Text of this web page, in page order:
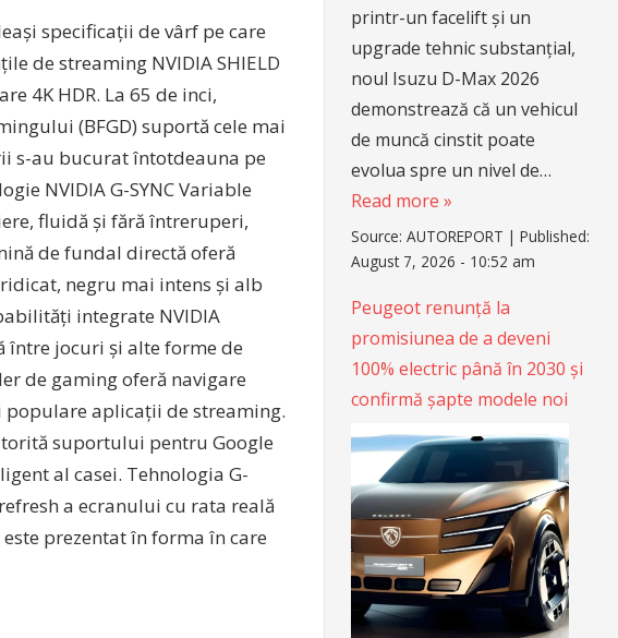
specificații de vârf pe care
de streaming NVIDIA SHIELD
4K HDR. La 65 de inci,
(BFGD) suportă cele mai
s-au bucurat întotdeauna pe
NVIDIA G-SYNC Variable
fluidă și fără întreruperi,
de fundal directă oferă
negru mai intens și alb
integrate NVIDIA
între jocuri și alte forme de
de gaming oferă navigare
populare aplicații de streaming.
suportului pentru Google
al casei. Tehnologia G-
a ecranului cu rata reală
prezentat în forma în care
printr-un facelift și un
upgrade tehnic substanțial,
noul Isuzu D-Max 2026
demonstrează că un vehicul
de muncă cinstit poate
evolua spre un nivel de…
Read more »
Source:AUTOREPORT |Published:
August 7, 2026 - 10:52 am
Peugeot renunță la
promisiunea de a deveni
100% electric până în 2030 și
confirmă șapte modele noi